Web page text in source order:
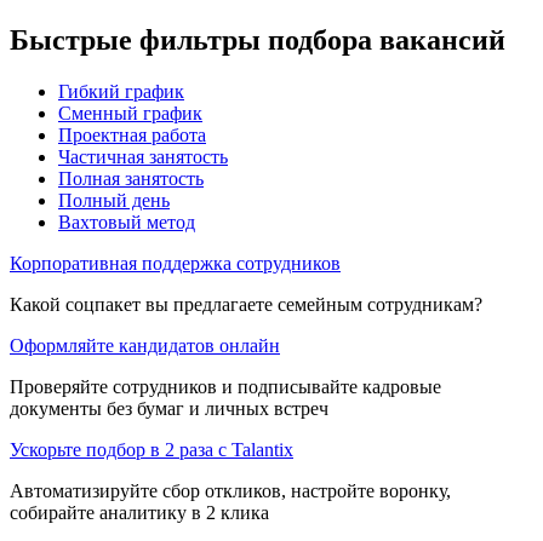
Быстрые фильтры подбора вакансий
Гибкий график
Сменный график
Проектная работа
Частичная занятость
Полная занятость
Полный день
Вахтовый метод
Корпоративная поддержка сотрудников
Какой соцпакет вы предлагаете семейным сотрудникам?
Оформляйте кандидатов онлайн
Проверяйте сотрудников и подписывайте кадровые
документы без бумаг и личных встреч
Ускорьте подбор в 2 раза с Talantix
Автоматизируйте сбор откликов, настройте воронку,
собирайте аналитику в 2 клика